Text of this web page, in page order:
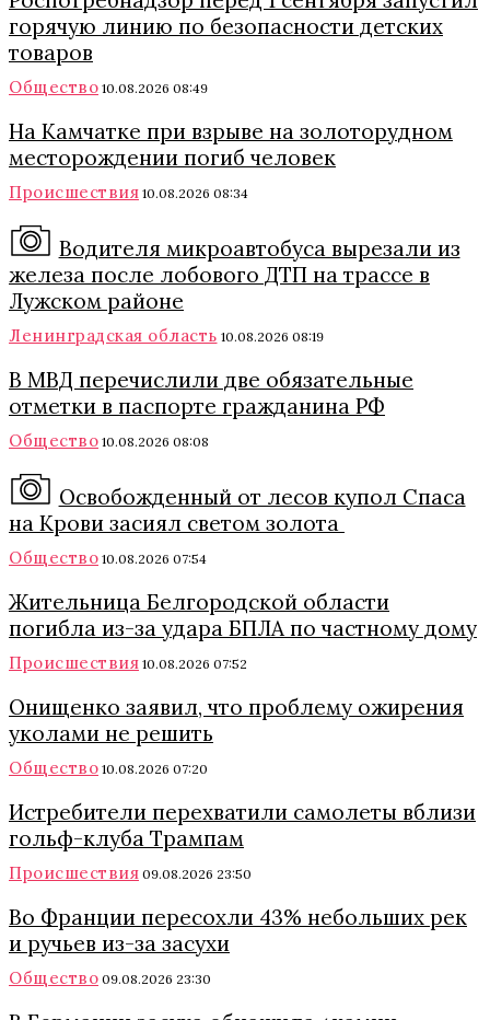
горячую линию по безопасности детских
товаров
Общество 10.08.2026 08:49
На Камчатке при взрыве на золоторудном
месторождении погиб человек
Происшествия 10.08.2026 08:34
Водителя микроавтобуса вырезали из
железа после лобового ДТП на трассе в
Лужском районе
Ленинградская область 10.08.2026 08:19
В МВД перечислили две обязательные
отметки в паспорте гражданина РФ
Общество 10.08.2026 08:08
Освобожденный от лесов купол Спаса
на Крови засиял светом золота
Общество 10.08.2026 07:54
Жительница Белгородской области
погибла из-за удара БПЛА по частному дому
Происшествия 10.08.2026 07:52
Онищенко заявил, что проблему ожирения
уколами не решить
Общество 10.08.2026 07:20
Истребители перехватили самолеты вблизи
гольф-клуба Трампам
Происшествия 09.08.2026 23:50
Во Франции пересохли 43% небольших рек
и ручьев из-за засухи
Общество 09.08.2026 23:30